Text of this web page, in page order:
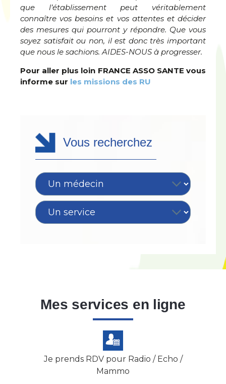
que l’établissement peut véritablement
connaître vos besoins et vos attentes et décider
des mesures qui pourront y répondre. Que vous
soyez satisfait ou non, il est donc très important
que nous le sachions. AIDES-NOUS à progresser.
Pour aller plus loin FRANCE ASSO SANTE vous
informe sur les missions des RU
Vous recherchez
Mes services en ligne
Je prends RDV pour Radio / Echo /
Mammo